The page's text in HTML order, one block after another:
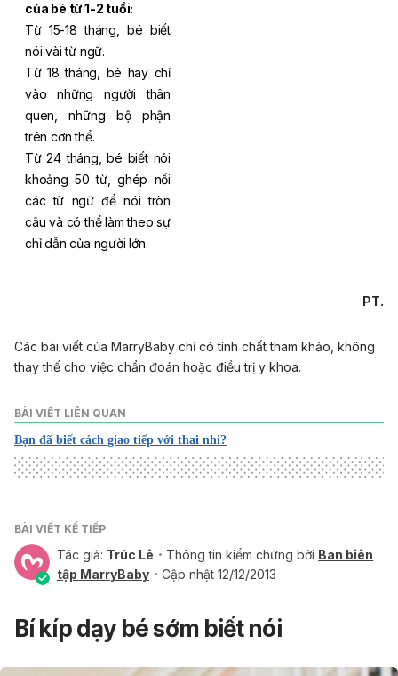
của bé từ 1-2 tuổi:
Từ 15-18 tháng, bé biết
nói vài từ ngữ.
Từ 18 tháng, bé hay chỉ
vào những người thân
quen, những bộ phận
trên cơn thể.
Từ 24 tháng, bé biết nói
khoảng 50 từ, ghép nối
các từ ngữ để nói tròn
câu và có thể làm theo sự
chỉ dẫn của người lớn.
PT.
Các bài viết của MarryBaby chỉ có tính chất tham khảo, không
thay thế cho việc chẩn đoán hoặc điều trị y khoa.
BÀI VIẾT LIÊN QUAN
Bạn đã biết cách giao tiếp với thai nhi?
BÀI VIẾT KẾ TIẾP
Tác giả: Trúc Lê Thông tin kiểm chứng bởi Ban biên
tập MarryBaby
Cập nhật 12/12/2013
Bí kíp dạy bé sớm biết nói